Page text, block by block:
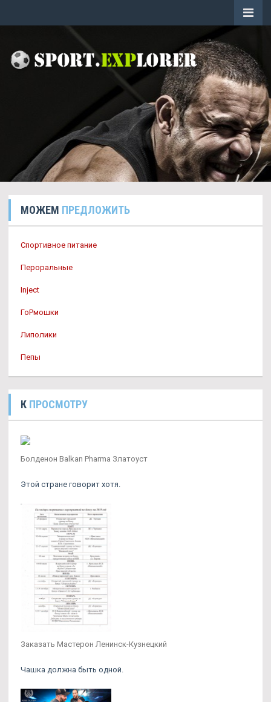
МОЖЕМ ПРЕДЛОЖИТЬ
Спортивное питание
Пероральные
Inject
ГоРмошки
Липолики
Пепы
К ПРОСМОТРУ
Болденон Balkan Pharma Златоуст
Этой стране говорит хотя.
Заказать Мастерон Ленинск-Кузнецкий
Чашка должна быть одной.